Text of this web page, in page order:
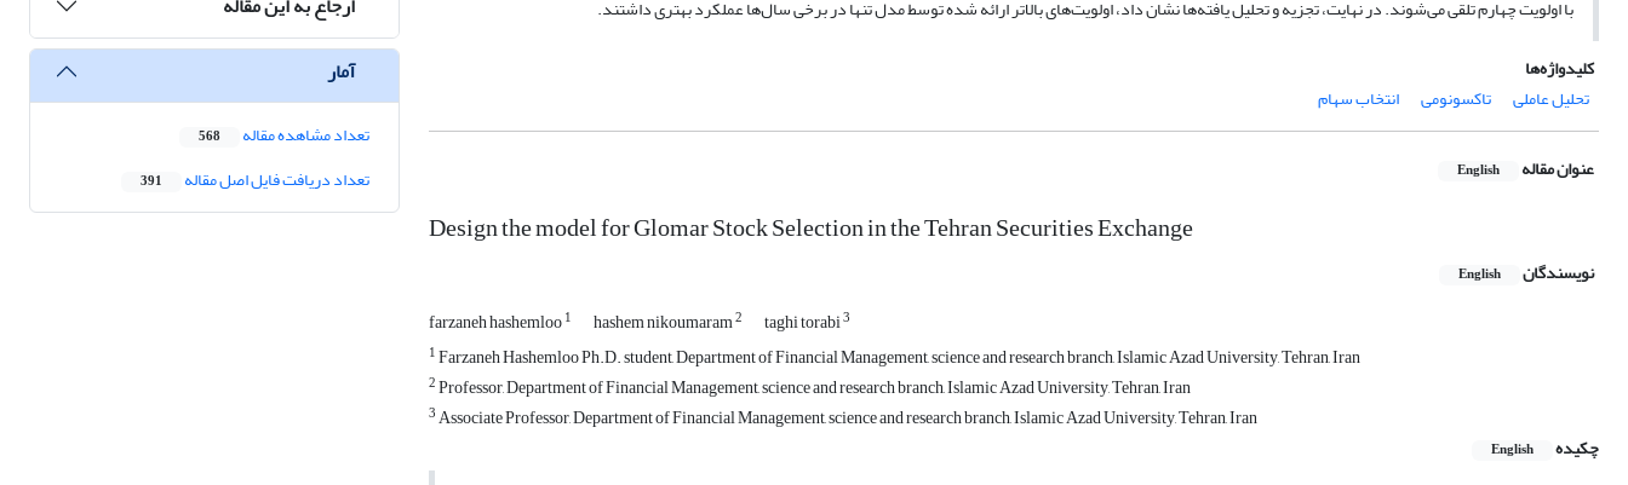
با اولویت چهارم تلقی می‌شوند. در نهایت، تجزیه و تحلیل یافته‌ها نشان داد، اولویت‌های بالاتر ارائه شده توسط مدل تنها در برخی سال‌ها عملکرد بهتری داشتند.
کلیدواژه‌ها
تحلیل عاملی
تاکسونومی انتخاب سهام
عنوان مقاله English
Design the model for Glomar Stock Selection in the Tehran Securities Exchange
نویسندگان English
farzaneh hashemloo1 hashem nikoumaram2 taghi torabi3
1Farzaneh Hashemloo Ph.D. student, Department of Financial Management, science and research branch, Islamic Azad University, Tehran, Iran
2Professor, Department of Financial Management, science and research branch, Islamic Azad University, Tehran, Iran
3Associate Professor, Department of Financial Management, science and research branch, Islamic Azad University, Tehran, Iran
چکیده
English
آمار
تعداد مشاهده مقاله 568
تعداد دریافت فایل اصل مقاله 391